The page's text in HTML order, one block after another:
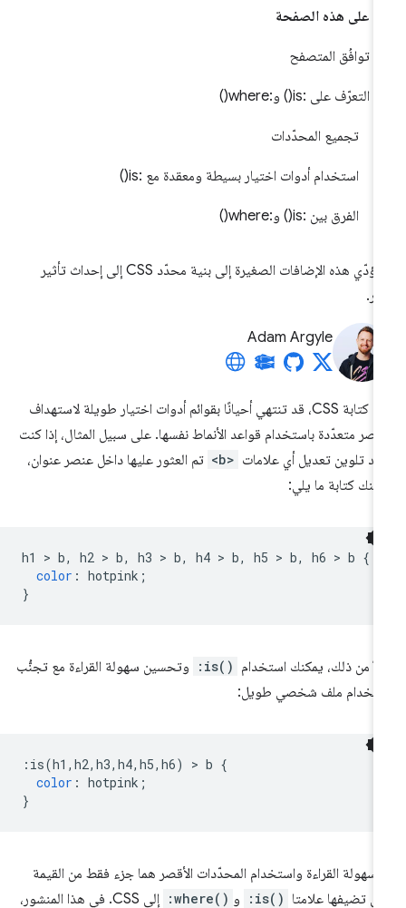
على هذه الصفحة
توافُق المتصفح
التعرّف على :is() و:where()
تجميع المحدّدات
استخدام أدوات اختيار بسيطة ومعقدة مع :is()
الفرق بين :is() و:where()
ستؤدّي هذه الإضافات الصغيرة إلى بنية محدّد CSS إلى إحداث تأثير
Adam Argyle
عند كتابة CSS، قد تنتهي أحيانًا بقوائم أدوات اختيار طويلة لاستهداف
متعدّدة باستخدام قواعد الأنماط نفسها. على سبيل المثال، إذا كنت
تلوين تعديل أي علامات <b> تم العثور عليها داخل عنصر عنوان،
كتابة ما يلي:
h1 > b, h2 > b, h3 > b, h4 > b, h5 > b, h6 b
color: hotpink
من ذلك، يمكنك استخدام :is() وتحسين سهولة القراءة مع تجنُّب
ملف شخصي طويل:
:is ( h1, h2, h3, h4, h5, h6 b
color: hotpink
سهولة القراءة واستخدام المحدّدات الأقصر هما جزء فقط من القيمة
تضيفها علامتا :is() و :where()
إلى CSS. في هذا المنشور،